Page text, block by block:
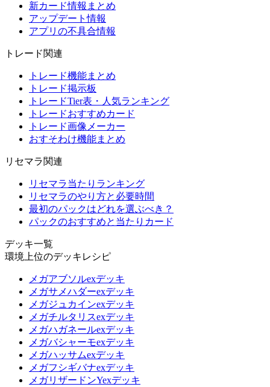
新カード情報まとめ
アップデート情報
アプリの不具合情報
トレード関連
トレード機能まとめ
トレード掲示板
トレードTier表・人気ランキング
トレードおすすめカード
トレード画像メーカー
おすそわけ機能まとめ
リセマラ関連
リセマラ当たりランキング
リセマラのやり方と必要時間
最初のパックはどれを選ぶべき？
パックのおすすめと当たりカード
デッキ一覧
環境上位のデッキレシピ
メガアブソルexデッキ
メガサメハダーexデッキ
メガジュカインexデッキ
メガチルタリスexデッキ
メガハガネールexデッキ
メガバシャーモexデッキ
メガハッサムexデッキ
メガフシギバナexデッキ
メガリザードンYexデッキ